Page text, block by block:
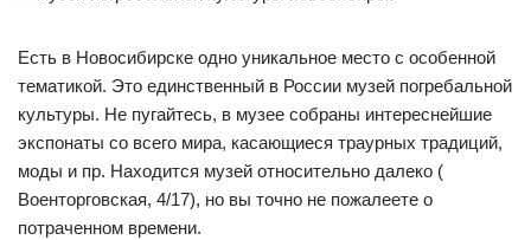
Есть в Новосибирске одно уникальное место с особенной
тематикой. Это единственный в России музей погребальной
культуры. Не пугайтесь, в музее собраны интереснейшие
экспонаты со всего мира, касающиеся траурных традиций,
моды и пр. Находится музей относительно далеко (​
Военторговская, 4/17), но вы точно не пожалеете о
потраченном времени.